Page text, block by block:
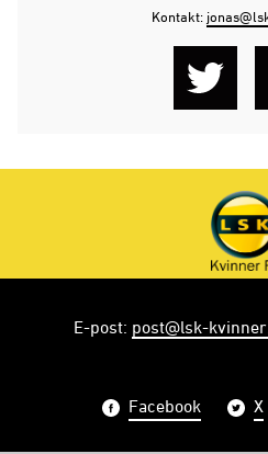
Kontakt:
E-post: post@lsk-
Facebook X